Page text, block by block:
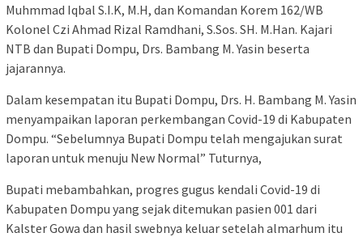
Muhmmad Iqbal S.I.K, M.H, dan Komandan Korem 162/WB
Kolonel Czi Ahmad Rizal Ramdhani, S.Sos. SH. M.Han. Kajari
NTB dan Bupati Dompu, Drs. Bambang M. Yasin beserta
jajarannya.
Dalam kesempatan itu Bupati Dompu, Drs. H. Bambang M. Yasin
menyampaikan laporan perkembangan Covid-19 di Kabupaten
Dompu. “Sebelumnya Bupati Dompu telah mengajukan surat
laporan untuk menuju New Normal” Tuturnya,
Bupati mebambahkan, progres gugus kendali Covid-19 di
Kabupaten Dompu yang sejak ditemukan pasien 001 dari
Kalster Gowa dan hasil swebnya keluar setelah almarhum itu